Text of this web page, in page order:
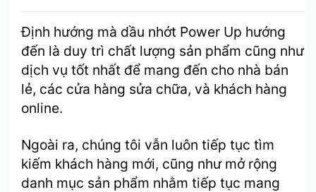
Định hướng mà dầu nhớt Power Up hướng
đến là duy trì chất lượng sản phẩm cũng như
dịch vụ tốt nhất để mang đến cho nhà bán
lẻ, các cửa hàng sửa chữa, và khách hàng
online.
Ngoài ra, chúng tôi vẫn luôn tiếp tục tìm
kiếm khách hàng mới, cũng như mở rộng
danh mục sản phẩm nhằm tiếp tục mang